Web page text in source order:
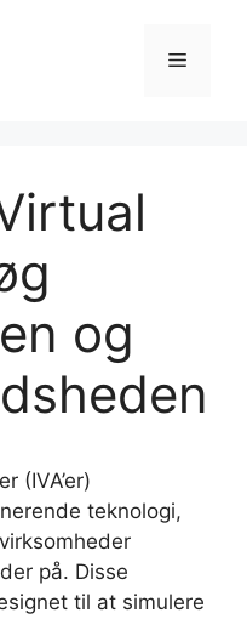
Menu
og
(IVA’er)
teknologi,
på. Disse
til at simulere